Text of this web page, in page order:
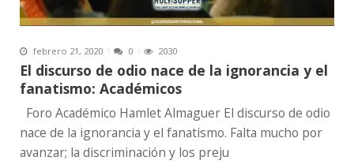
febrero 21, 2020 0 2030
El discurso de odio nace de la ignorancia y el
fanatismo: Académicos
Foro Académico Hamlet Almaguer El discurso de odio
nace de la ignorancia y el fanatismo. Falta mucho por
avanzar; la discriminación y los preju